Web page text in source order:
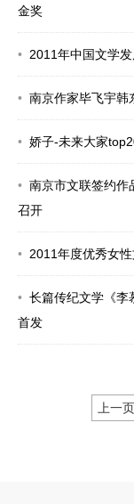
金奖
2011年中国文学
南京作家毕飞宇韩
娇子-未来大家
南京市文联签约作
召开
2011年度优秀女
长篇传纪文学《李
首发
上一页